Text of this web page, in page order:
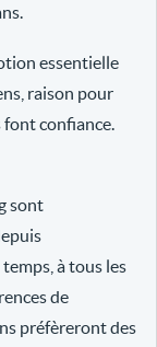
essentielle
raison pour
confiance.
sont
à tous les
de
préfèreront des